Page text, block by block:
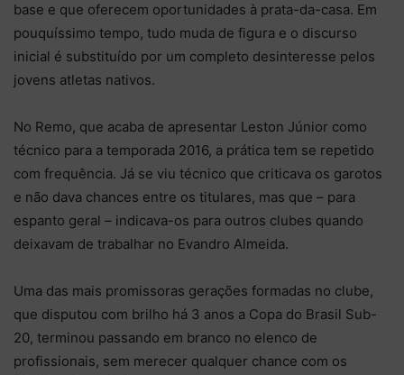
base e que oferecem oportunidades à prata-da-casa. Em
pouquíssimo tempo, tudo muda de figura e o discurso
inicial é substituído por um completo desinteresse pelos
jovens atletas nativos.
No Remo, que acaba de apresentar Leston Júnior como
técnico para a temporada 2016, a prática tem se repetido
com frequência. Já se viu técnico que criticava os garotos
e não dava chances entre os titulares, mas que – para
espanto geral – indicava-os para outros clubes quando
deixavam de trabalhar no Evandro Almeida.
Uma das mais promissoras gerações formadas no clube,
que disputou com brilho há 3 anos a Copa do Brasil Sub-
20, terminou passando em branco no elenco de
profissionais, sem merecer qualquer chance com os